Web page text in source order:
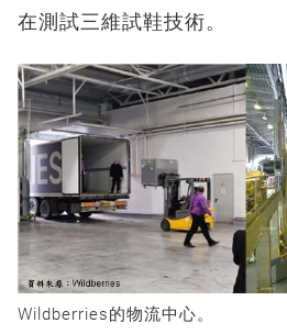
在測試三維試鞋技術。
Wildberries的物流中心。